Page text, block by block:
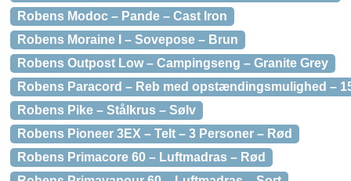
Robens Modoc – Pande – Cast Iron
Robens Moraine I – Sovepose – Brun
Robens Outpost Low – Campingseng – Granite Grey
Robens Paracord – Reb med opstændingsmulighed –
Robens Pike – Stålkrus – Sølv
Robens Pioneer 3EX – Telt – 3 Personer – Rød
Robens Primacore 60 – Luftmadras – Rød